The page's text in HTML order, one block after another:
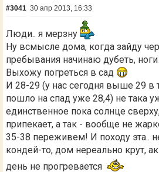
#3041 30 апр 2013, 16:33
Люди.. я мерзну
Ну всмысле дома, когда зайду
пребывания начинаю дубеть,
Выхожу погреться в сад
И 28-29 (у нас сегодня выше 29 в
пошло на спад уже 28,4) не така
единственное пока солнце
припекает, а так - вообще не
35-38 переживем! И походу эта..
кондей-то, дом нереально крут,
день не прогревается